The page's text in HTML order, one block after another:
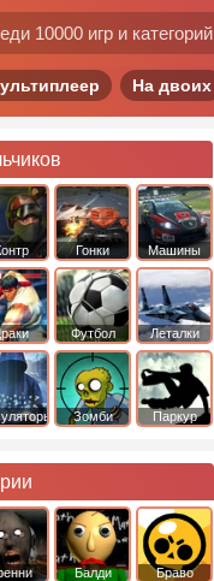
На двоих
Гонки Машины
Футбол Леталки
Зомби Паркур
Балди
Браво